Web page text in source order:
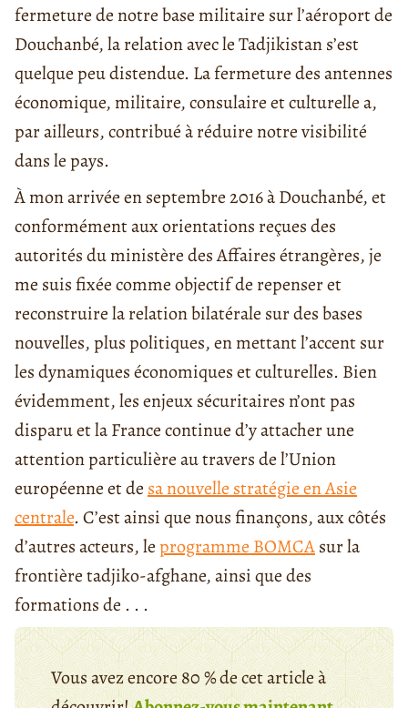
fermeture de notre base militaire sur l’aéroport de
Douchanbé, la relation avec le Tadjikistan s’est
quelque peu distendue. La fermeture des antennes
économique, militaire, consulaire et culturelle a,
par ailleurs, contribué à réduire notre visibilité
dans le pays.
À mon arrivée en septembre 2016 à Douchanbé, et
conformément aux orientations reçues des
autorités du ministère des Affaires étrangères, je
me suis fixée comme objectif de repenser et
reconstruire la relation bilatérale sur des bases
nouvelles, plus politiques, en mettant l’accent sur
les dynamiques économiques et culturelles. Bien
évidemment, les enjeux sécuritaires n’ont pas
disparu et la France continue d’y attacher une
attention particulière au travers de l’Union
européenne et de sa nouvelle stratégie en Asie
centrale. C’est ainsi que nous finançons, aux côtés
d’autres acteurs, leprogramme BOMCAsur la
frontière tadjiko-afghane, ainsi que des
formations de . . .
Vous avez encore 80 % de cet article à